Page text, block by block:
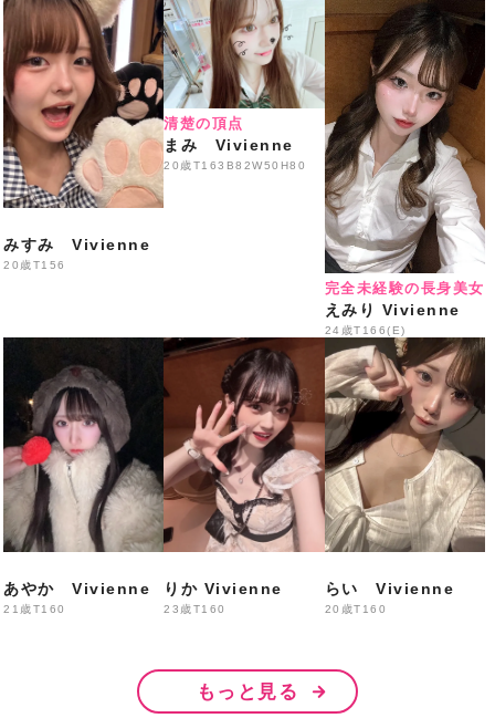
50分 3,300円
生ビール・ハイボール・各種サワー・焼酎・ウイスキ
ー・ 各種ソフトドリンク飲み放題
※ご来店の際はスタッフへLINE画面をご提示ください
━━━━━━━━━━━━━━━
️本日の出勤情報 ️
18:00〜
Eはな・
あまの・えなこ
まりん
いくみ・ゆめあ・みう・り
の
19:00〜
なぎ・あいな・かなん
ちさき・みに・りかこ
えりか・はる・みみ
みすみ Vivienne
20歳T156
清楚の頂点
まみ Vivienne
20歳T163B82W50H80
完全未経験の長身美女
えみり Vivienne
24歳T166(E)
あやか Vivienne
21歳T160
りか Vivienne
23歳T160
らい Vivienne
20歳T160
もっと見る